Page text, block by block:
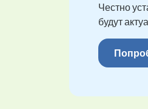
Честно
будут